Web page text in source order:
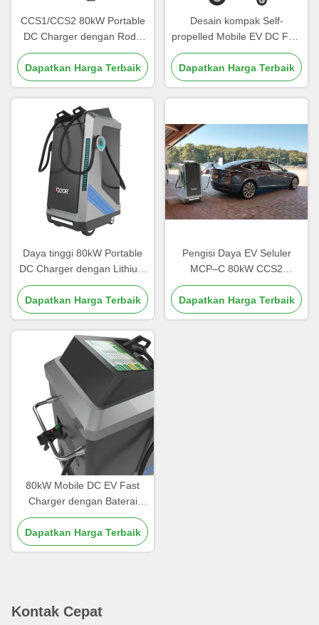
CCS1/CCS2 80kW Portable
DC Charger dengan Roda
OCPP Kompatibel Outdoor
Workshop Siap 250A DC
Input
Dapatkan Harga Terbaik
Desain kompak Self-
propelled Mobile EV DC Fast
Charger 3 Phase AC Input
40kWh Baterai OCPP1.6
250A DC Input
Dapatkan Harga Terbaik
Daya tinggi 80kW Portable
DC Charger dengan Lithium
Battery Sheet Metal Housing
IP65 Untuk armada darurat
Dapatkan Harga Terbaik
Pengisi Daya EV Seluler
MCP–C 80kW CCS2
Kompatibel Baterai
Terintegrasi Kontrol Cerdas
OCPP Antarmuka Pengisian
Dapatkan Harga Terbaik
80kW Mobile DC EV Fast
Charger dengan Baterai
40kWh CCS1 CCS2
OCPP1.6 IP54
Dapatkan Harga Terbaik
Kontak Cepat